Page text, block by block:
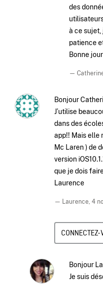
des
à ce sujet,
patience
Bonne
—
Bonjour
J’utilise
dans des
app!! Mais elle
Mc Laren ) de
version
que je dois
Laurence
— Laurence, 4
Bonjour
Je suis